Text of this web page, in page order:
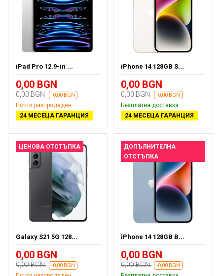
iPad Pro 12.9-in ...
0,00 BGN
0,00 BGN -0,00 BGN
Почти разпродаден
24 МЕСЕЦА ГАРАНЦИЯ
iPhone 14 128GB S...
0,00 BGN
0,00 BGN -0,00 BGN
Безплатна доставка
24 МЕСЕЦА ГАРАНЦИЯ
ЦЕНОВА ОТСТЪПКА
Galaxy S21 5G 128...
0,00 BGN
0,00 BGN -0,00 BGN
ДОПЪЛНИТЕЛНА
ОТСТЪПКА
iPhone 14 128GB B...
0,00 BGN
0,00 BGN -0,00 BGN